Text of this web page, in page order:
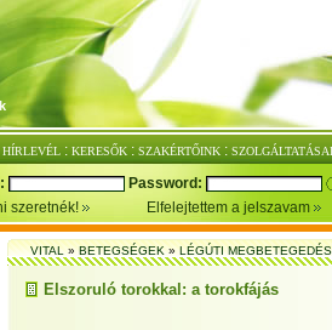
HÍRLEVÉL : KERESŐK : SZAKÉRTŐINK :
Password:
szeretnék!
Elfelejtettem a jelszavam
VITAL»BETEGSÉGEK»LÉGÚTI
Elszoruló torokkal: a torokfájás